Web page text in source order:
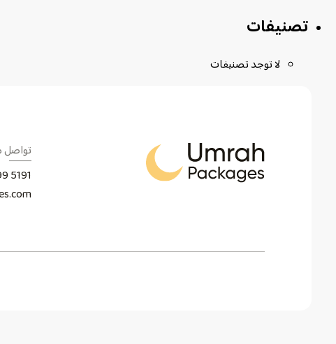
تصنيفات
لا توجد تصنيفات
تواصل
5191